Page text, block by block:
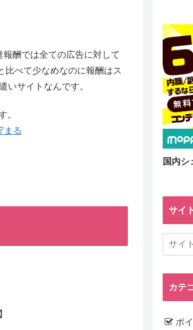
酬では全ての広告に対して
比べて少なめなのに報酬はス
いサイトなんです。
。
まる
国内シ
サイ
カテ
ポ